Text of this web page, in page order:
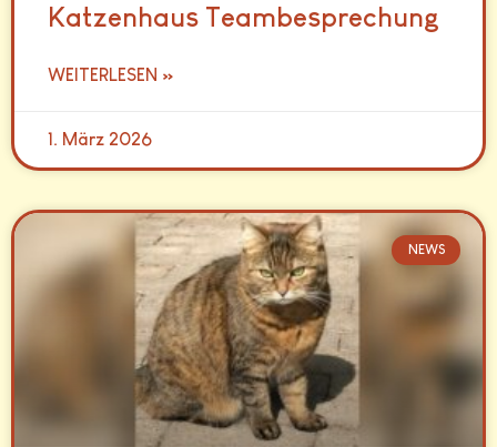
Katzenhaus Teambesprechung
WEITERLESEN »
1. März 2026
NEWS